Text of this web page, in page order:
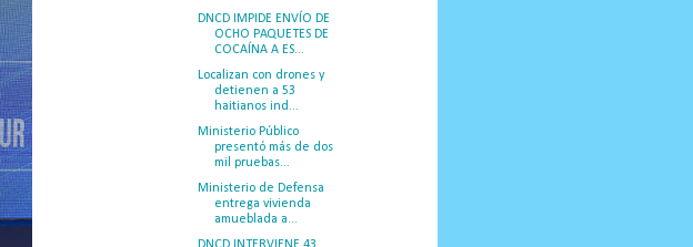
DNCD IMPIDE ENVÍO DE
OCHO PAQUETES DE
COCAÍNA A ES...
Localizan con drones y
detienen a 53
haitianos ind...
Ministerio Público
presentó más de dos
mil pruebas...
Ministerio de Defensa
entrega vivienda
amueblada a...